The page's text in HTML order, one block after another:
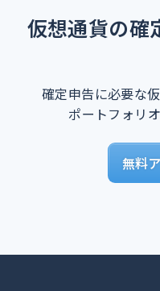
仮想通貨の確
確定申告に必要な
ポートフォリ
無料